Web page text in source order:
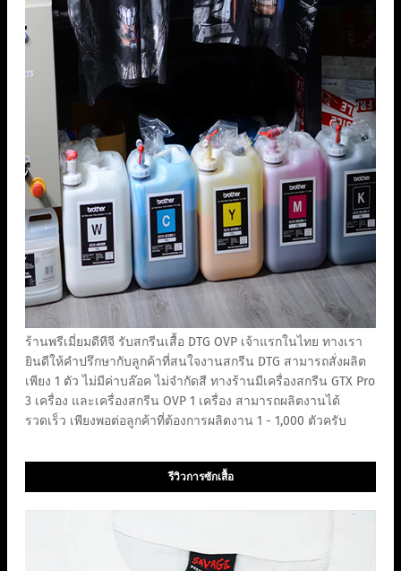
ร้านพรีเมี่ยมดีทีจี รับสกรีนเสื้อ DTG OVP เจ้าแรกในไทย ทางเรา
ยินดีให้คำปรึกษากับลูกค้าที่สนใจงานสกรีน DTG สามารถสั่งผลิต
เพียง 1 ตัว ไม่มีค่าบล๊อค ไม่จำกัดสี ทางร้านมีเครื่องสกรีน GTX Pro
3 เครื่อง และเครื่องสกรีน OVP 1 เครื่อง สามารถผลิตงานได้
รวดเร็ว เพียงพอต่อลูกค้าที่ต้องการผลิตงาน 1 - 1,000 ตัวครับ
รีวิวการซักเสื้อ